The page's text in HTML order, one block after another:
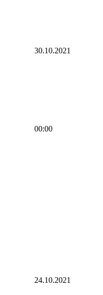
30.10.2021
00:00
24.10.2021